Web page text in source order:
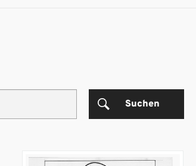
Suchen